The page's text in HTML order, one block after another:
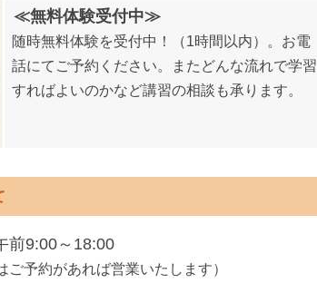
≪無料体験受付中≫
随時無料体験を受付中！（1時間以内）。お電
話にてご予約ください。またどんな流れで学習
すればよいのかなど講習の相談も承ります。
9:00～18:00
あれば営業いたします）